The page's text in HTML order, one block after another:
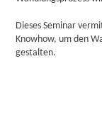
Dieses Seminar
Knowhow, um den
gestalten.